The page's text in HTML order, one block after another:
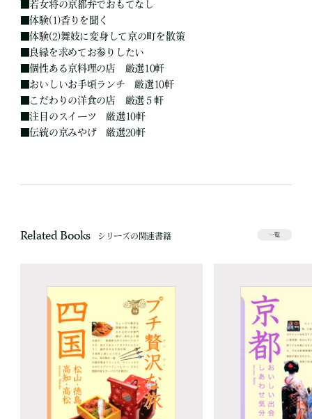
■若女将の京都弁でおもてなし
■体験(1)香りを聞く
■体験(2)舞妓に変身して京の町を散策
良縁を求めてお参りしたい
■個性ある京料理の店 厳選10軒
おいしいお手頃ランチ 厳選10軒
こだわりの洋食の店 厳選５軒
■注目のスイーツ 厳選10軒
■伝統の京みやげ 厳選20軒
Related Books シリーズの関連書籍 一覧